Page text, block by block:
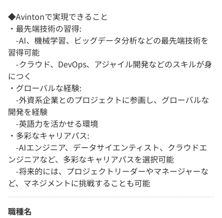
◆Avintonで実現できること
・最先端技術の習得:
-AI、機械学習、ビッグデータ分析などの最先端技術を
習得可能
-クラウド、DevOps、アジャイル開発などのスキルが身
につく
・グローバルな経験:
-外資系企業とのプロジェクトに参画し、グローバルな
開発を経験
-英語力を活かせる環境
・多彩なキャリアパス:
-AIエンジニア、データサイエンティスト、クラウドエ
ンジニアなど、多彩なキャリアパスを選択可能
-将来的には、プロジェクトリーダーやマネージャーな
ど、マネジメントに挑戦することも可能
職種名